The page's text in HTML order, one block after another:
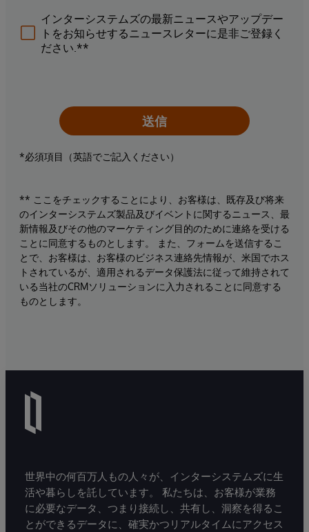
インターシステムズの最新ニュースやアップデー
トをお知らせするニュースレターに是非ご登録く
ださい.**
送信
*必須項目（英語でご記入ください）
** ここをチェックすることにより、お客様は、既存及び将来
のインターシステムズ製品及びイベントに関するニュース、最
新情報及びその他のマーケティング目的のために連絡を受ける
ことに同意するものとします。 また、フォームを送信するこ
とで、お客様は、お客様のビジネス連絡先情報が、米国でホス
トされているが、適用されるデータ保護法に従って維持されて
いる当社のCRMソリューションに入力されることに同意する
ものとします。
世界中の何百万人もの人々が、インターシステムズに生
活や暮らしを託しています。 私たちは、お客様が業務
に必要なデータ、つまり接続し、共有し、洞察を得るこ
とができるデータに、確実かつリアルタイムにアクセス